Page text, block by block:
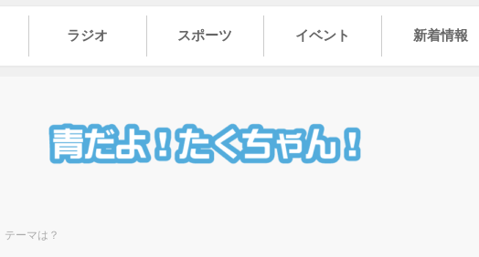
ラジオ スポーツ イベント 新着情報
ーマは？